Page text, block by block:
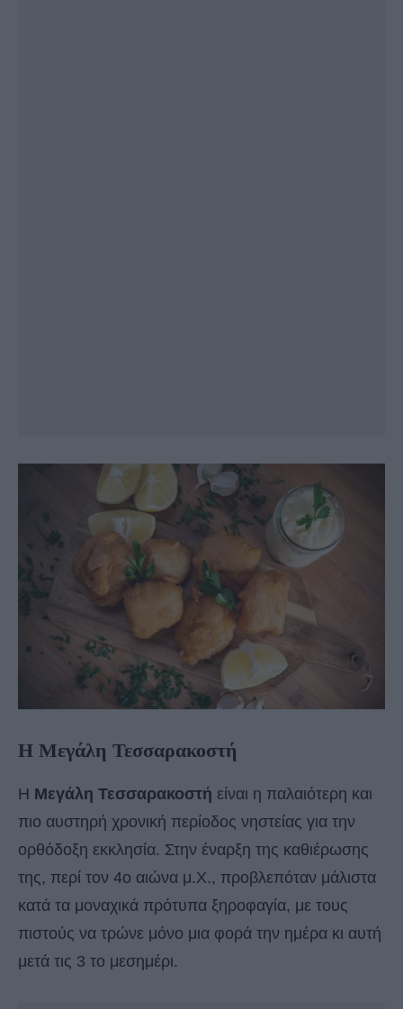
Η Μεγάλη Τεσσαρακοστή
Η Μεγάλη Τεσσαρακοστή είναι η παλαιότερη και
πιο αυστηρή χρονική περίοδος νηστείας για την
ορθόδοξη εκκλησία. Στην έναρξη της καθιέρωσης
της, περί τον 4ο αιώνα μ.Χ., προβλεπόταν μάλιστα
κατά τα μοναχικά πρότυπα ξηροφαγία, με τους
πιστούς να τρώνε μόνο μια φορά την ημέρα κι αυτή
μετά τις 3 το μεσημέρι.